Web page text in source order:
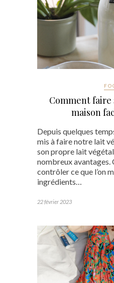
Comment
maison
Depuis quelques
mis à faire notre lait
son propre lait
nombreux avantages.
contrôler ce que l’on
ingrédients…
22 février 2023